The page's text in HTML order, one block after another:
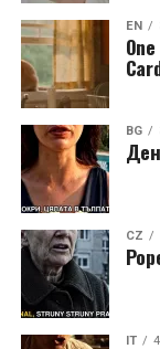
EN
BG
CZ
IT